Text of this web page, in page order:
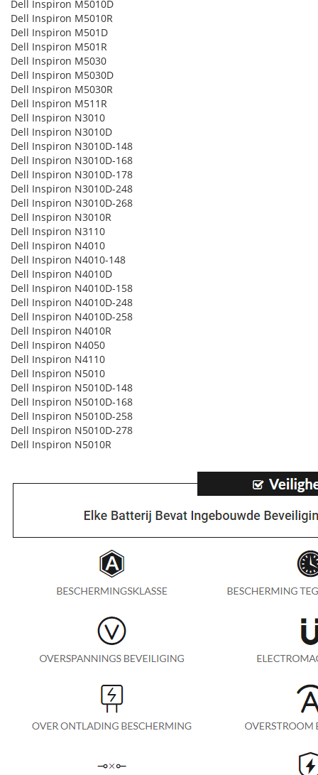
Dell Inspiron M5010D
Dell Inspiron M5010R
Dell Inspiron M501D
Dell Inspiron M501R
Dell Inspiron M5030
Dell Inspiron M5030D
Dell Inspiron M5030R
Dell Inspiron M511R
Dell Inspiron N3010
Dell Inspiron N3010D
Dell Inspiron N3010D-148
Dell Inspiron N3010D-168
Dell Inspiron N3010D-178
Dell Inspiron N3010D-248
Dell Inspiron N3010D-268
Dell Inspiron N3010R
Dell Inspiron N3110
Dell Inspiron N4010
Dell Inspiron N4010-148
Dell Inspiron N4010D
Dell Inspiron N4010D-158
Dell Inspiron N4010D-248
Dell Inspiron N4010D-258
Dell Inspiron N4010R
Dell Inspiron N4050
Dell Inspiron N4110
Dell Inspiron N5010
Dell Inspiron N5010D-148
Dell Inspiron N5010D-168
Dell Inspiron N5010D-258
Dell Inspiron N5010D-278
Dell Inspiron N5010R